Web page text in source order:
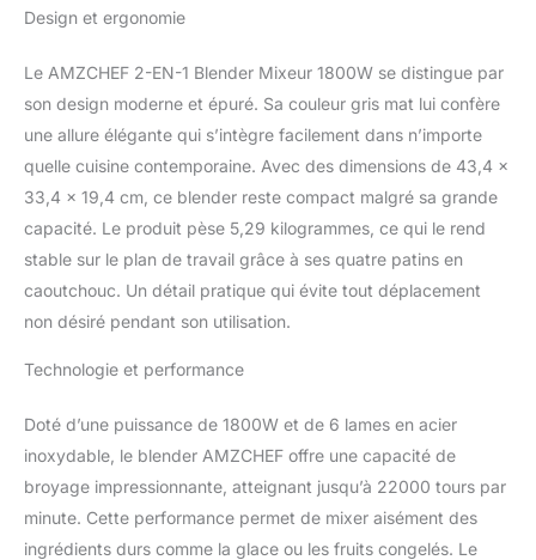
facilite le refroidissement
et prolonge la durée de
vie du Mixer. ④Les pieds
ont des coussinets en
silicone pour aider à
augmenter la friction et
réduire le bruit. ⑤A
safety feature makes the
blender smoothie stop
working as soon as the
container leaves the
intérieure du récipient de
1,85 L n'est pas ronde et
lisse, mais en forme de
colline, ce qui augmente
largement la résistance
aux aliments. ② Le
Design et ergonomie
Le AMZCHEF 2-EN-1 Blender Mixeur 1800W se distingue par
son design moderne et épuré. Sa couleur gris mat lui confère
une allure élégante qui s’intègre facilement dans n’importe
quelle cuisine contemporaine. Avec des dimensions de 43,4 x
33,4 x 19,4 cm, ce blender reste compact malgré sa grande
capacité. Le produit pèse 5,29 kilogrammes, ce qui le rend
stable sur le plan de travail grâce à ses quatre patins en
caoutchouc. Un détail pratique qui évite tout déplacement
non désiré pendant son utilisation.
Technologie et performance
Doté d’une puissance de 1800W et de 6 lames en acier
inoxydable, le blender AMZCHEF offre une capacité de
broyage impressionnante, atteignant jusqu’à 22000 tours par
minute. Cette performance permet de mixer aisément des
ingrédients durs comme la glace ou les fruits congelés. Le